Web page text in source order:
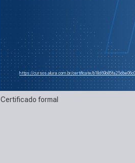
https://cursos.alura.com.br/certificate/
Certificado formal